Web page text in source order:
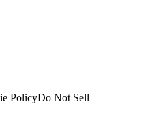
PolicyDo Not Sell